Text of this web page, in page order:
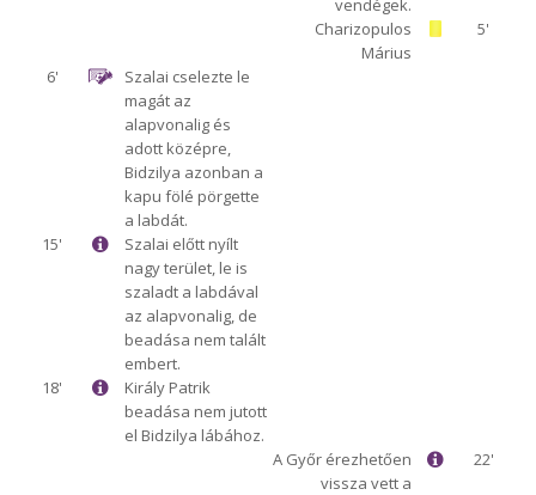
vendégek.
5'
Charizopulos
Márius
6'
Szalai cselezte le
magát az
alapvonalig és
adott középre,
Bidzilya azonban a
kapu fölé pörgette
a labdát.
15'
Szalai előtt nyílt
nagy terület, le is
szaladt a labdával
az alapvonalig, de
beadása nem talált
embert.
18'
Király Patrik
beadása nem jutott
el Bidzilya lábához.
22'
A Győr érezhetően
vissza vett a